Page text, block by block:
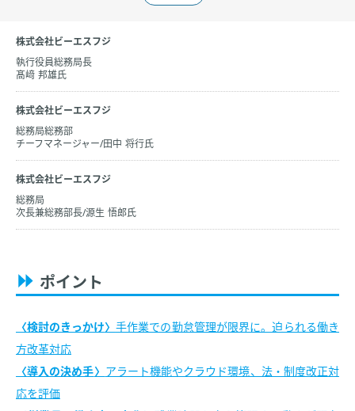
株式会社ビーエスフジ
執行役員総務局長
髙﨑 邦雄氏
株式会社ビーエスフジ
総務局総務部
チーフマネージャー/田中 将行氏
株式会社ビーエスフジ
総務局
次長兼総務部長/源生 悟郎氏
ポイント
検討のきっかけ
手作業での勤怠管理が限界に。迫られる働き
方改革対応
導入の決め手
アラート機能やクラウド環境、法・制度改正対
応を評価